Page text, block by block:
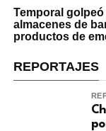
Temporal
almacenes de
productos de
REPORTAJES